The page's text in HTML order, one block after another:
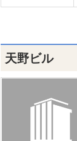
天野ビル